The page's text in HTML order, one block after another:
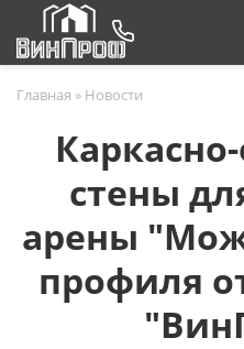
Главная » Новости
стены
арены
профиля